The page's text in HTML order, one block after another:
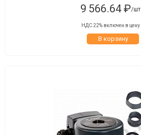
9 566.64 ₽/шт
НДС 22% включен в цену
В корзину